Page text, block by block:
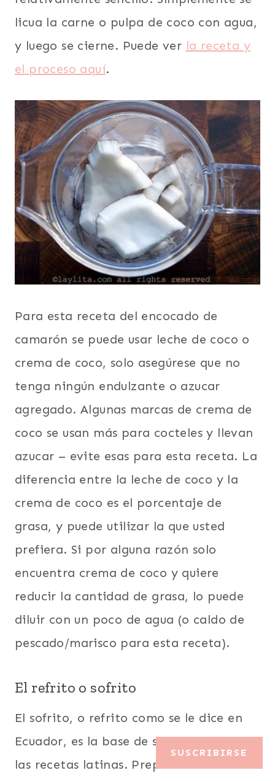
licua la carne o pulpa de coco con agua,
y luego se cierne. Puede ver la receta y
el proceso aquí.
Para esta receta del encocado de
camarón se puede usar leche de coco o
crema de coco, solo asegúrese que no
tenga ningún endulzante o azucar
agregado. Algunas marcas de crema de
coco se usan más para cocteles y llevan
azucar – evite esas para esta receta. La
diferencia entre la leche de coco y la
crema de coco es el porcentaje de
grasa, y puede utilizar la que usted
prefiera. Si por alguna razón solo
encuentra crema de coco y quiere
reducir la cantidad de grasa, lo puede
diluir con un poco de agua (o caldo de
pescado/marisco para esta receta).
El refrito o sofrito
El sofrito, o refrito como se le dice en
Ecuador, es la base de sabor y sazón de
las recetas latinas. Preparar un refrito
SUSCRIBIRSE